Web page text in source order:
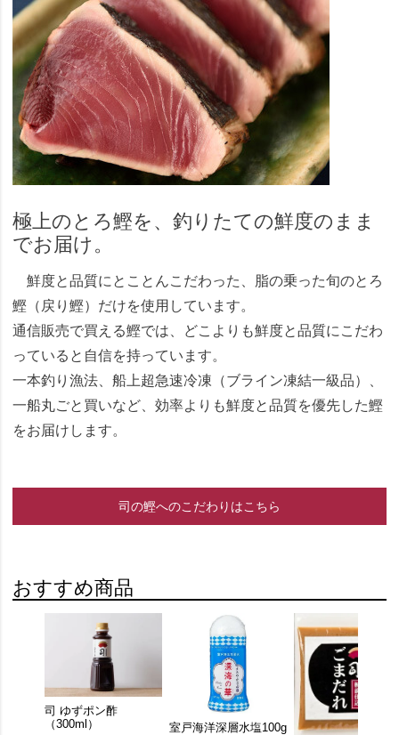
極上のとろ鰹を、釣りたての鮮度のまま
でお届け。
鮮度と品質にとことんこだわった、脂の乗った旬のとろ
鰹（戻り鰹）だけを使用しています。
通信販売で買える鰹では、どこよりも鮮度と品質にこだわ
っていると自信を持っています。
一本釣り漁法、船上超急速冷凍（ブライン凍結一級品）、
一船丸ごと買いなど、効率よりも鮮度と品質を優先した鰹
をお届けします。
司の鰹へのこだわりはこちら
おすすめ商品
司 ゆずポン酢
（300ml）
室戸海洋深層水塩100g